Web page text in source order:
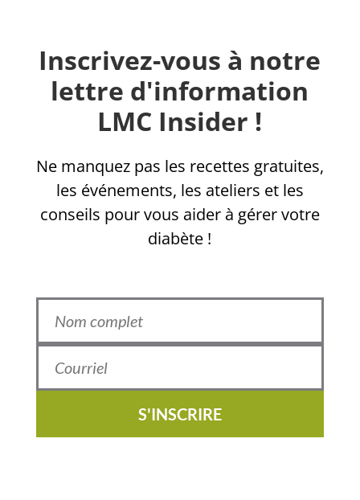
Inscrivez-vous à notre
lettre d'information
LMC Insider !
Ne manquez pas les recettes gratuites,
les événements, les ateliers et les
conseils pour vous aider à gérer votre
diabète !
S'INSCRIRE